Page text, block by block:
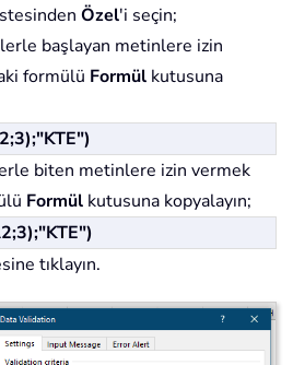
Özel'i seçin;
başlayan metinlere izin
formülü Formül kutusuna
biten metinlere izin vermek
Formül kutusuna kopyalayın;
tıklayın.